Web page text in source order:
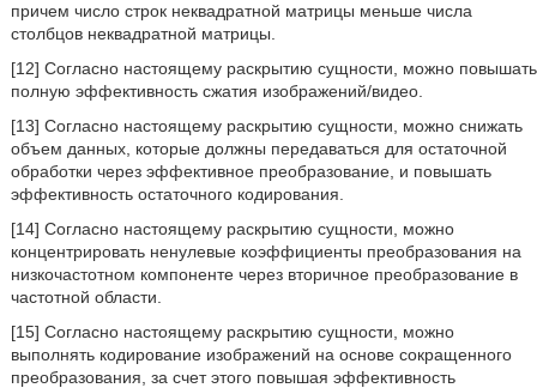
причем число строк неквадратной матрицы меньше числа
столбцов неквадратной матрицы.
[12] Согласно настоящему раскрытию сущности, можно повышать
полную эффективность сжатия изображений/видео.
[13] Согласно настоящему раскрытию сущности, можно снижать
объем данных, которые должны передаваться для остаточной
обработки через эффективное преобразование, и повышать
эффективность остаточного кодирования.
[14] Согласно настоящему раскрытию сущности, можно
концентрировать ненулевые коэффициенты преобразования на
низкочастотном компоненте через вторичное преобразование в
частотной области.
[15] Согласно настоящему раскрытию сущности, можно
выполнять кодирование изображений на основе сокращенного
преобразования, за счет этого повышая эффективность